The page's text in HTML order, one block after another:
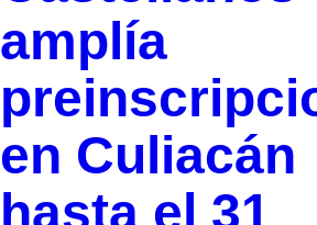
amplía
en Culiacán
hasta el 31